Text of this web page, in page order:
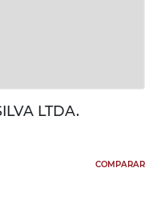
LTDA.
COMPARAR